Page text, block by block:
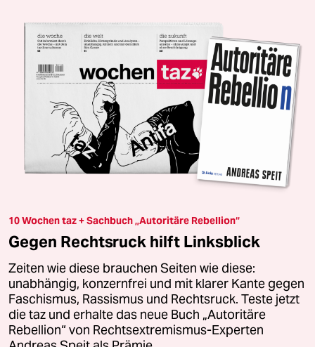
10 Wochen taz + Sachbuch „Autoritäre Rebellion“
Gegen Rechtsruck hilft Linksblick
Zeiten wie diese brauchen Seiten wie diese:
unabhängig, konzernfrei und mit klarer Kante gegen
Faschismus, Rassismus und Rechtsruck. Teste jetzt
die taz und erhalte das neue Buch „Autoritäre
Rebellion“ von Rechtsextremismus-Experten